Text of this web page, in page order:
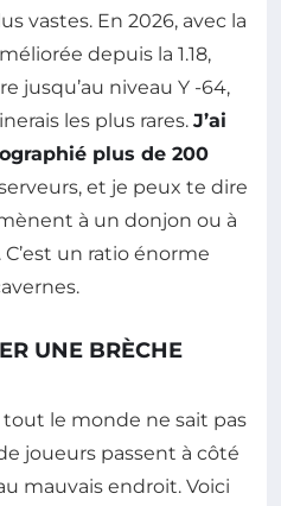
vastes. En 2026, avec la
depuis la 1.18,
jusqu’au niveau Y -64,
les plus rares. J’ai
plus de 200
et je peux te dire
à un donjon ou à
un ratio énorme
UNE BRÈCHE
tout le monde ne sait pas
joueurs passent à côté
mauvais endroit. Voici